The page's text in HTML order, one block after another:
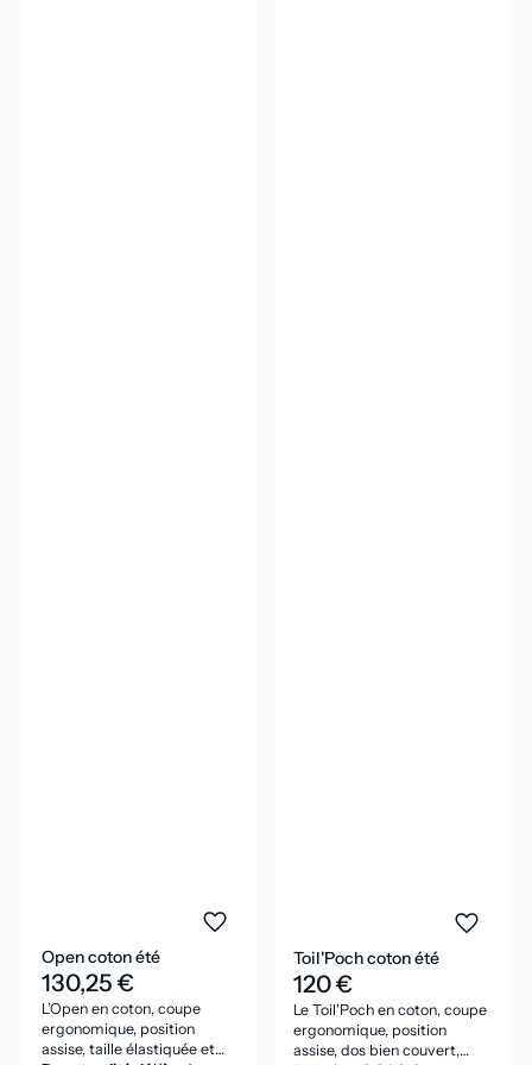
Open coton été
130,25 €
L’Open en coton, coupe
ergonomique, position
assise, taille élastiquée et
Toil'Poch coton été
120 €
Le Toil'Poch en coton, coupe
ergonomique, position
assise, dos bien couvert,